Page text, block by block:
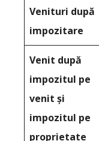
Venituri după
impozitare
Venit după
impozitul pe
venit și
impozitul pe
proprietate